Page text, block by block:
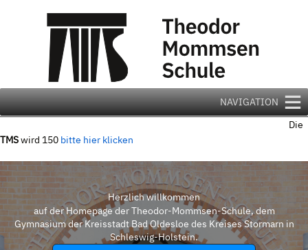
NAVIGATION
Die
TMSwird 150 bitte hier klicken
Herzlich willkommen
auf der Homepage der Theodor-Mommsen-Schule, dem
Gymnasium der Kreisstadt Bad Oldesloe des Kreises Stormarn in
Schleswig-Holstein.